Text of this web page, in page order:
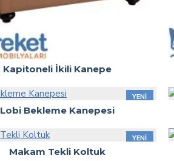
Kapitoneli İkili Kanepe
YENI
Lobi Bekleme Kanepesi
YENI
Makam Tekli Koltuk